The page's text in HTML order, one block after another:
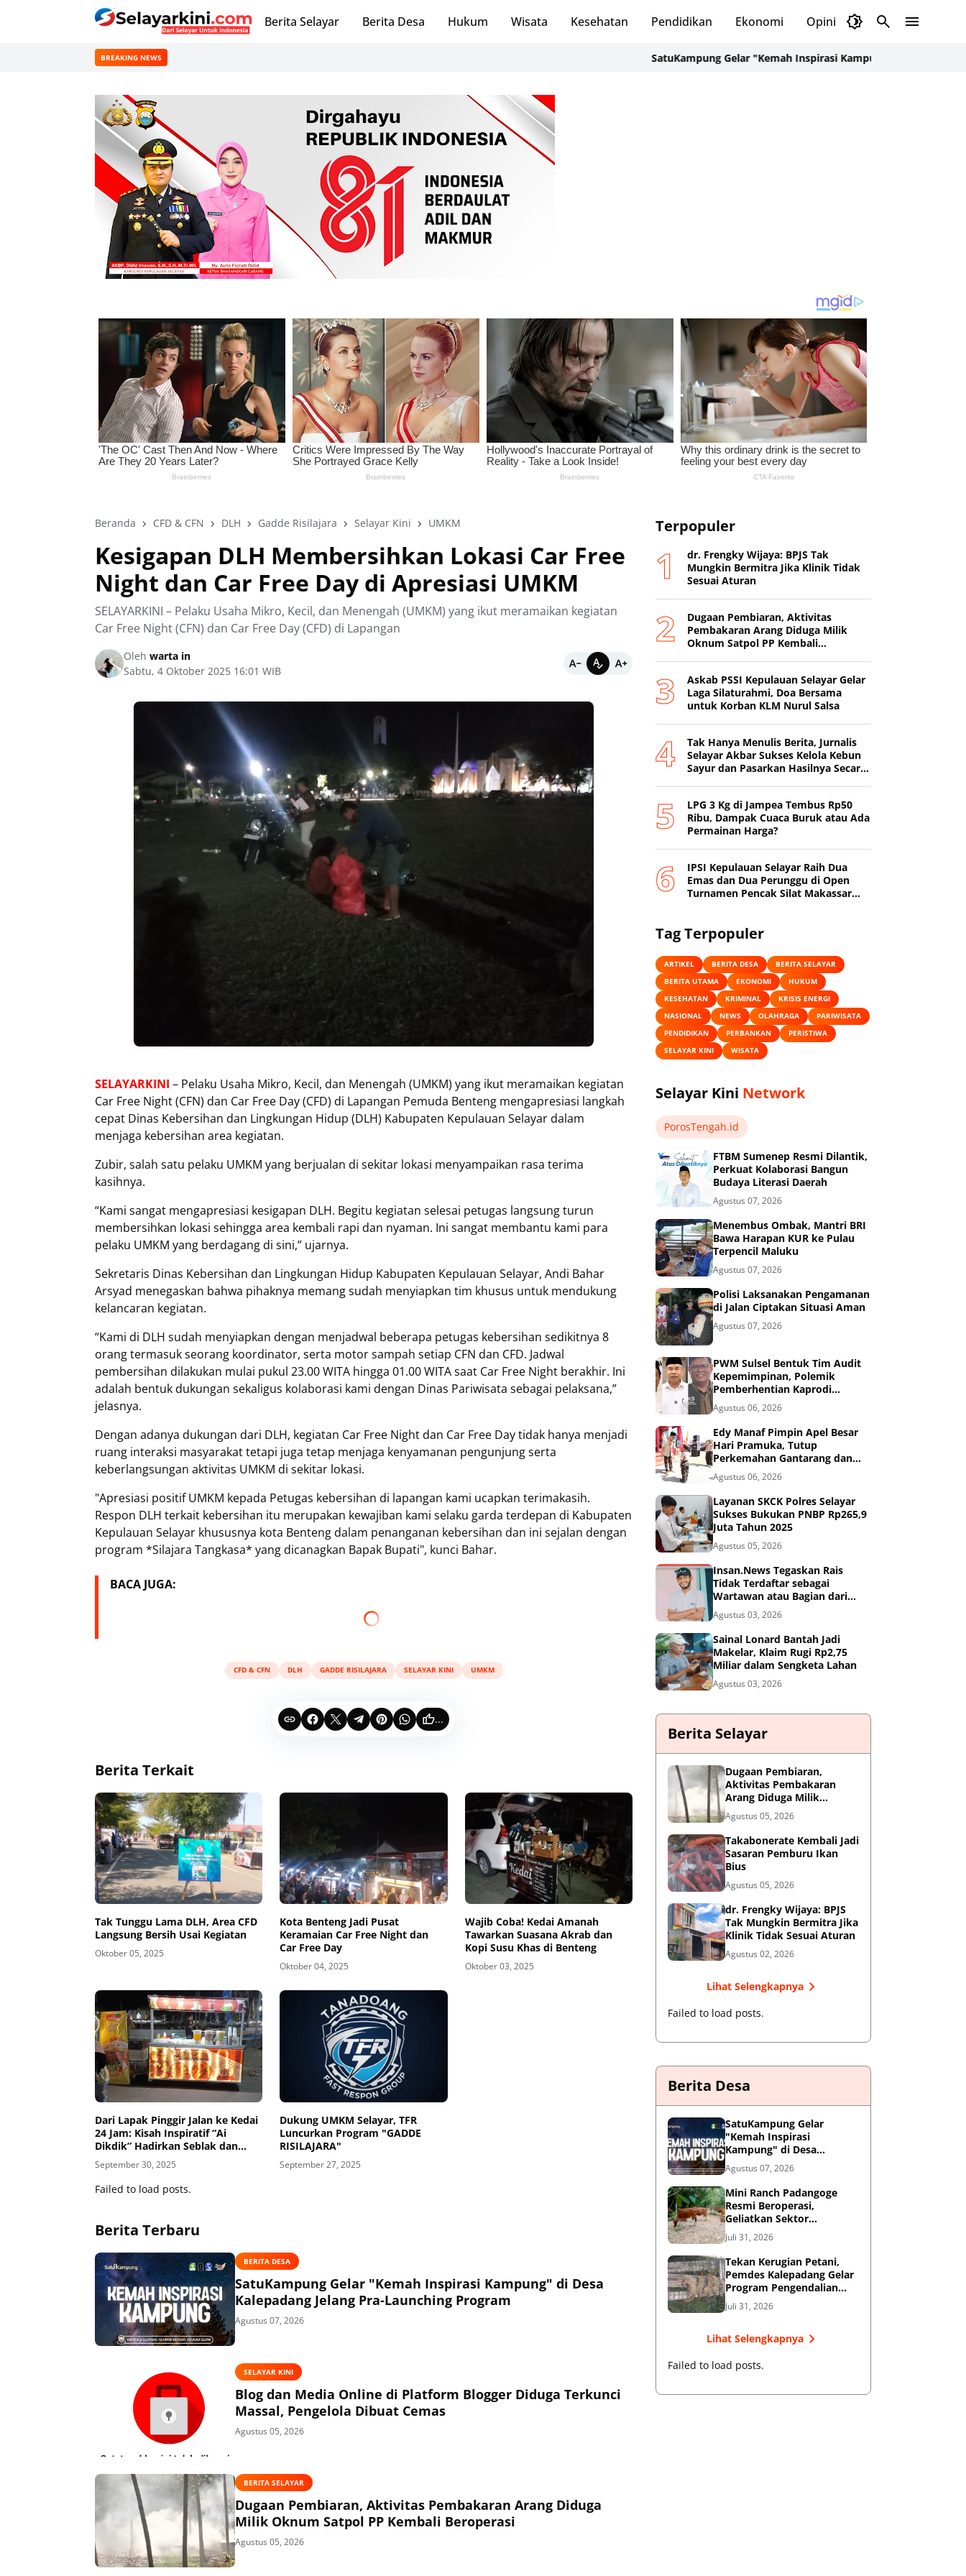
Berita Selayar Berita Desa Hukum Wisata Kesehatan Pendidikan Ekonomi Opini Selayar Kini
BREAKING NEWS SatuKampung Gelar "Kemah Inspirasi Kampung" di Desa Kalepadang
Beranda CFD & CFN DLH Gadde Risilajara Selayar Kini UMKM
Kesigapan DLH Membersihkan Lokasi Car Free
Night dan Car Free Day di Apresiasi UMKM
SELAYARKINI – Pelaku Usaha Mikro, Kecil, dan Menengah (UMKM) yang ikut meramaikan kegiatan
Car Free Night (CFN) dan Car Free Day (CFD) di Lapangan
Oleh warta in
Sabtu, 4 Oktober 2025 16:01 WIB
SELAYARKINI – Pelaku Usaha Mikro, Kecil, dan Menengah (UMKM) yang ikut meramaikan kegiatan
Car Free Night (CFN) dan Car Free Day (CFD) di Lapangan Pemuda Benteng mengapresiasi langkah
cepat Dinas Kebersihan dan Lingkungan Hidup (DLH) Kabupaten Kepulauan Selayar dalam
menjaga kebersihan area kegiatan.
Zubir, salah satu pelaku UMKM yang berjualan di sekitar lokasi menyampaikan rasa terima
kasihnya.
“Kami sangat mengapresiasi kesigapan DLH. Begitu kegiatan selesai petugas langsung turun
membersihkan lokasi sehingga area kembali rapi dan nyaman. Ini sangat membantu kami para
pelaku UMKM yang berdagang di sini,” ujarnya.
Sekretaris Dinas Kebersihan dan Lingkungan Hidup Kabupaten Kepulauan Selayar, Andi Bahar
Arsyad menegaskan bahwa pihaknya memang sudah menyiapkan tim khusus untuk mendukung
kelancaran kegiatan.
“Kami di DLH sudah menyiapkan dengan menjadwal beberapa petugas kebersihan sedikitnya 8
orang termasuk seorang koordinator, serta motor sampah setiap CFN dan CFD. Jadwal
pembersihan dilakukan mulai pukul 23.00 WITA hingga 01.00 WITA saat Car Free Night berakhir. Ini
adalah bentuk dukungan sekaligus kolaborasi kami dengan Dinas Pariwisata sebagai pelaksana,”
jelasnya.
Dengan adanya dukungan dari DLH, kegiatan Car Free Night dan Car Free Day tidak hanya menjadi
ruang interaksi masyarakat tetapi juga tetap menjaga kenyamanan pengunjung serta
keberlangsungan aktivitas UMKM di sekitar lokasi.
"Apresiasi positif UMKM kepada Petugas kebersihan di lapangan kami ucapkan terimakasih.
Respon DLH terkait kebersihan itu merupakan kewajiban kami selaku garda terdepan di Kabupaten
Kepulauan Selayar khususnya kota Benteng dalam penanganan kebersihan dan ini sejalan dengan
program *Silajara Tangkasa* yang dicanagkan Bapak Bupati", kunci Bahar.
BACA JUGA:
CFD & CFN DLH GADDE RISILAJARA SELAYAR KINI UMKM
...
Berita Terkait
Tak Tunggu Lama DLH, Area CFD
Langsung Bersih Usai Kegiatan
Oktober 05, 2025
Kota Benteng Jadi Pusat
Keramaian Car Free Night dan
Car Free Day
Oktober 04, 2025
Wajib Coba! Kedai Amanah
Tawarkan Suasana Akrab dan
Kopi Susu Khas di Benteng
Oktober 03, 2025
Dari Lapak Pinggir Jalan ke Kedai
24 Jam: Kisah Inspiratif “Ai
Dikdik” Hadirkan Seblak dan
Minuman Kekinian di Selayar
September 30, 2025
‎Dukung UMKM Selayar, TFR
Luncurkan Program "GADDE
September 27, 2025
Failed to load posts.
Berita Terbaru
BERITA DESA
SatuKampung Gelar "Kemah Inspirasi Kampung" di Desa
Kalepadang Jelang Pra-Launching Program
Agustus 07, 2026
SELAYAR KINI
Blog dan Media Online di Platform Blogger Diduga Terkunci
Massal, Pengelola Dibuat Cemas
Agustus 05, 2026
BERITA SELAYAR
Dugaan Pembiaran, Aktivitas Pembakaran Arang Diduga
Milik Oknum Satpol PP Kembali Beroperasi
Agustus 05, 2026
Terpopuler
dr. Frengky Wijaya: BPJS Tak
Mungkin Bermitra Jika Klinik Tidak
Sesuai Aturan
Dugaan Pembiaran, Aktivitas
Pembakaran Arang Diduga Milik
Oknum Satpol PP Kembali
‎Askab PSSI Kepulauan Selayar Gelar
Laga Silaturahmi, Doa Bersama
untuk Korban KLM Nurul Salsa
‎Tak Hanya Menulis Berita, Jurnalis
Selayar Akbar Sukses Kelola Kebun
Sayur dan Pasarkan Hasilnya Secara
‎LPG 3 Kg di Jampea Tembus Rp50
Ribu, Dampak Cuaca Buruk atau Ada
Permainan Harga? ‎
IPSI Kepulauan Selayar Raih Dua
Emas dan Dua Perunggu di Open
Turnamen Pencak Silat Makassar
Tag Terpopuler
ARTIKEL BERITA DESA
BERITA SELAYAR
BERITA UTAMA
EKONOMI
HUKUM
KESEHATAN
KRIMINAL
KRISIS ENERGI
NASIONAL
NEWS OLAHRAGA
PARIWISATA
PENDIDIKAN
PERBANKAN
PERISTIWA
SELAYAR KINI
WISATA
Selayar Kini Network
PorosTengah.id
FTBM Sumenep Resmi Dilantik,
Perkuat Kolaborasi Bangun
Budaya Literasi Daerah
Agustus 07, 2026
Menembus Ombak, Mantri BRI
Bawa Harapan KUR ke Pulau
Terpencil Maluku
Agustus 07, 2026
Polisi Laksanakan Pengamanan
di Jalan Ciptakan Situasi Aman
Agustus 07, 2026
PWM Sulsel Bentuk Tim Audit
Kepemimpinan, Polemik
Pemberhentian Kaprodi
Unmuh Barru Masuk Tahap
Penyelidikan
Agustus 06, 2026
Edy Manaf Pimpin Apel Besar
Hari Pramuka, Tutup
Perkemahan Gantarang dan
Lepas Kontingen Jamnas XII
2026
Agustus 06, 2026
Layanan SKCK Polres Selayar
Sukses Bukukan PNBP Rp265,9
Juta Tahun 2025
Agustus 05, 2026
Insan.News Tegaskan Rais
Tidak Terdaftar sebagai
Wartawan atau Bagian dari
Redaksi
Agustus 03, 2026
Sainal Lonard Bantah Jadi
Makelar, Klaim Rugi Rp2,75
Miliar dalam Sengketa Lahan
Agustus 03, 2026
Berita Selayar
Dugaan Pembiaran,
Aktivitas Pembakaran
Arang Diduga Milik
Oknum Satpol PP Kembali
Beroperasi
Agustus 05, 2026
Takabonerate Kembali Jadi
Sasaran Pemburu Ikan
Bius
Agustus 05, 2026
dr. Frengky Wijaya: BPJS
Tak Mungkin Bermitra Jika
Klinik Tidak Sesuai Aturan
Agustus 02, 2026
Lihat Selengkapnya
Failed to load posts.
Berita Desa
SatuKampung Gelar
"Kemah Inspirasi
Kampung" di Desa
Kalepadang Jelang Pra-
Launching Program
Agustus 07, 2026
‎Mini Ranch Padangoge
Resmi Beroperasi,
Geliatkan Sektor
Peternakan Sapi di
Kepulauan Selayar ‎
Juli 31, 2026
Tekan Kerugian Petani,
Pemdes Kalepadang Gelar
Program Pengendalian
Hama Tupai
Juli 31, 2026
Lihat Selengkapnya
Failed to load posts.